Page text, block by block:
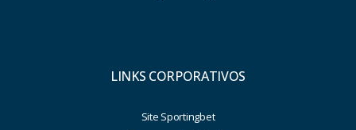
LINKS CORPORATIVOS
Site Sportingbet